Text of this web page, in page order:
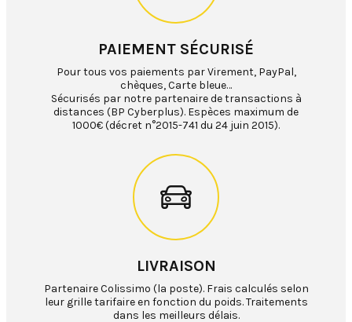
PAIEMENT SÉCURISÉ
Pour tous vos paiements par Virement, PayPal,
chèques, Carte bleue…
Sécurisés par notre partenaire de transactions à
distances (BP Cyberplus). Espèces maximum de
1000€ (décret n°2015-741 du 24 juin 2015).
LIVRAISON
Partenaire Colissimo (la poste). Frais calculés selon
leur grille tarifaire en fonction du poids. Traitements
dans les meilleurs délais.